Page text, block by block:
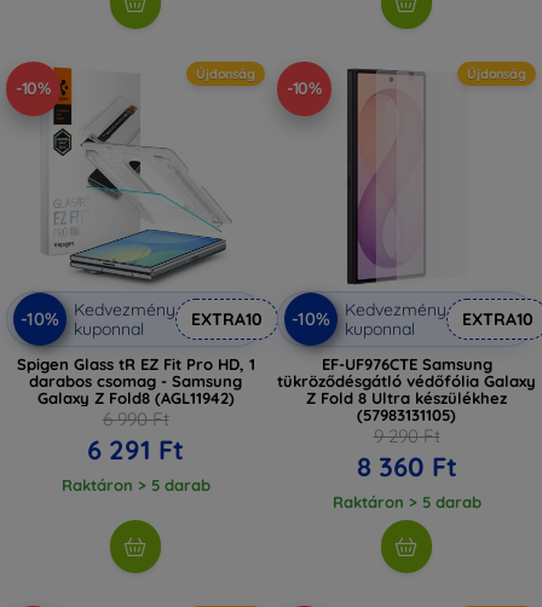
-10%
Újdonság
-10%
Kedvezmény
kuponnal
EXTRA10
Spigen Glass tR EZ Fit Pro HD, 1
darabos csomag - Samsung
Galaxy Z Fold8 (AGL11942)
6 990 Ft
6 291 Ft
Raktáron > 5 darab
-10%
Újdonság
-10%
Kedvezmény
kuponnal
EXTRA10
EF-UF976CTE Samsung
tükröződésgátló védőfólia Galaxy
Z Fold 8 Ultra készülékhez
(57983131105)
9 290 Ft
8 360 Ft
Raktáron > 5 darab